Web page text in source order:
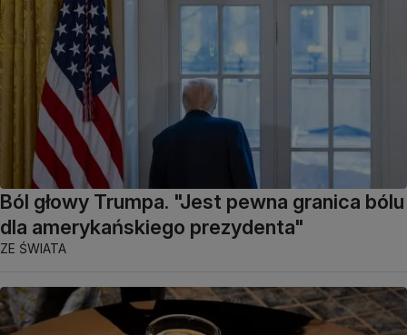
Ból głowy Trumpa. "Jest pewna granica bólu
dla amerykańskiego prezydenta"
ZE ŚWIATA